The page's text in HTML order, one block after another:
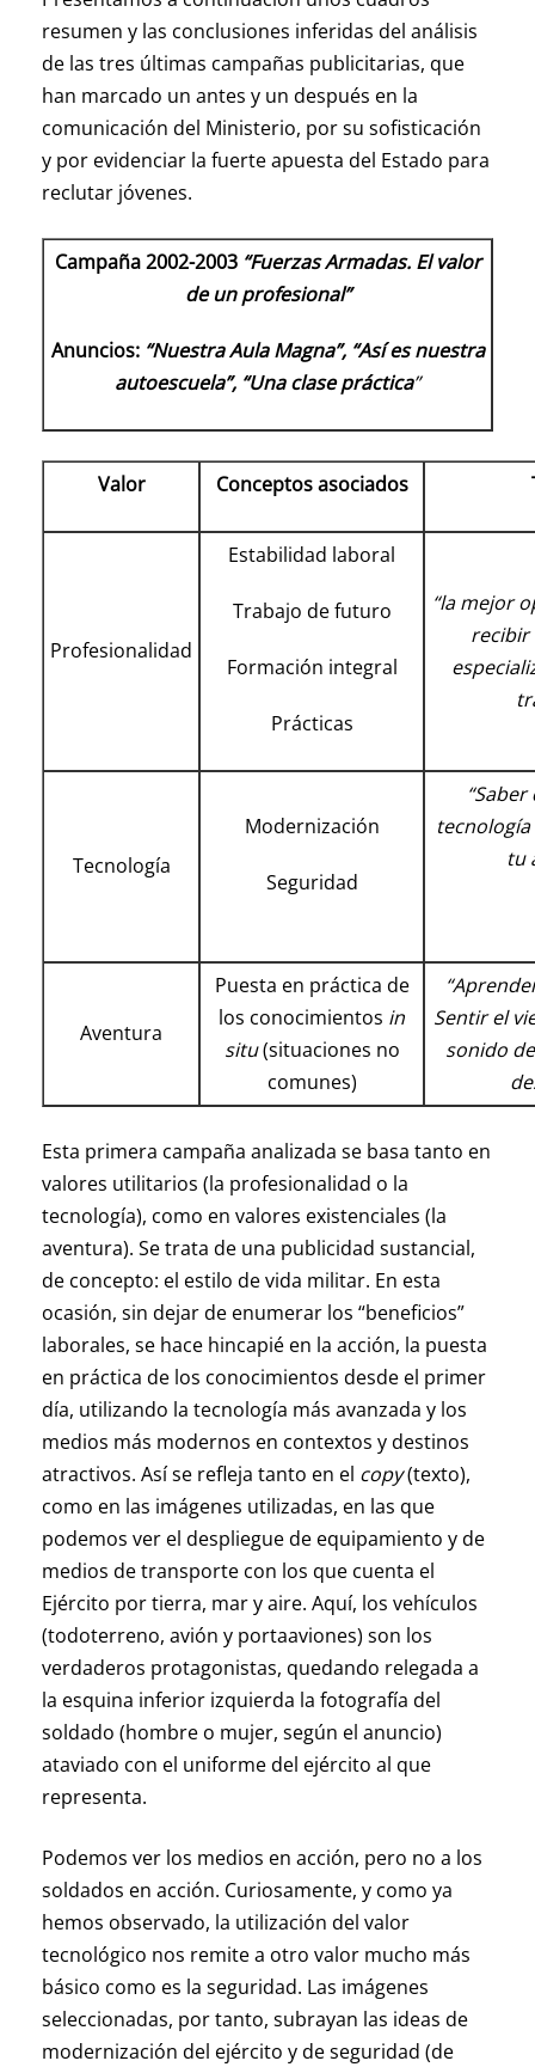
resumen y las conclusiones inferidas del análisis
de las tres últimas campañas publicitarias, que
han marcado un antes y un después en la
comunicación del Ministerio, por su sofisticación
y por evidenciar la fuerte apuesta del Estado para
reclutar jóvenes.
Campaña 2002-2003 “Fuerzas Armadas. El valor
de un profesional”
Anuncios: “Nuestra Aula Magna”, “Así es nuestra
autoescuela”, “Una clase práctica”
Valor Conceptos asociados
Profesionalidad
Estabilidad laboral
Trabajo de futuro
Formación integral
Prácticas
“la mejor
recibir
Tecnología
Modernización
Seguridad
tu
Aventura
Puesta en práctica de
los conocimientos in
situ(situaciones no
comunes)
Sentir el
sonido
Esta primera campaña analizada se basa tanto en
valores utilitarios (la profesionalidad o la
tecnología), como en valores existenciales (la
aventura). Se trata de una publicidad sustancial,
de concepto: el estilo de vida militar. En esta
ocasión, sin dejar de enumerar los “beneficios”
laborales, se hace hincapié en la acción, la puesta
en práctica de los conocimientos desde el primer
día, utilizando la tecnología más avanzada y los
medios más modernos en contextos y destinos
atractivos. Así se refleja tanto en el copy(texto),
como en las imágenes utilizadas, en las que
podemos ver el despliegue de equipamiento y de
medios de transporte con los que cuenta el
Ejército por tierra, mar y aire. Aquí, los vehículos
(todoterreno, avión y portaaviones) son los
verdaderos protagonistas, quedando relegada a
la esquina inferior izquierda la fotografía del
soldado (hombre o mujer, según el anuncio)
ataviado con el uniforme del ejército al que
representa.
Podemos ver los medios en acción, pero no a los
soldados en acción. Curiosamente, y como ya
hemos observado, la utilización del valor
tecnológico nos remite a otro valor mucho más
básico como es la seguridad. Las imágenes
seleccionadas, por tanto, subrayan las ideas de
modernización del ejército y de seguridad (de